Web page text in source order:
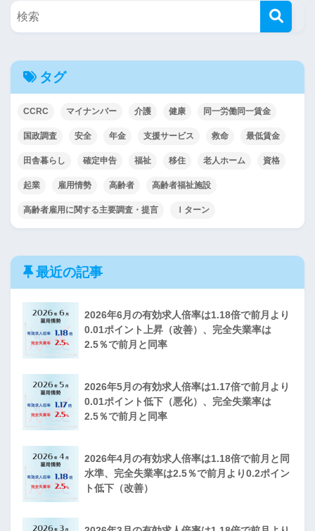
タグ
CCRC マイナンバー 介護 健康 同一労働同一賃金
国政調査 安全 年金 支援サービス 救命 最低賃金
田舎暮らし 確定申告 福祉 移住 老人ホーム 資格
起業 雇用情勢 高齢者 高齢者福祉施設
高齢者雇用に関する主要調査・提言 Ｉターン
最近の記事
2026年6月の有効求人倍率は1.18倍で前月より
0.01ポイント上昇（改善）、完全失業率は
2.5％で前月と同率
2026年5月の有効求人倍率は1.17倍で前月より
0.01ポイント低下（悪化）、完全失業率は
2.5％で前月と同率
2026年4月の有効求人倍率は1.18倍で前月と同
水準、完全失業率は2.5％で前月より0.2ポイン
ト低下（改善）